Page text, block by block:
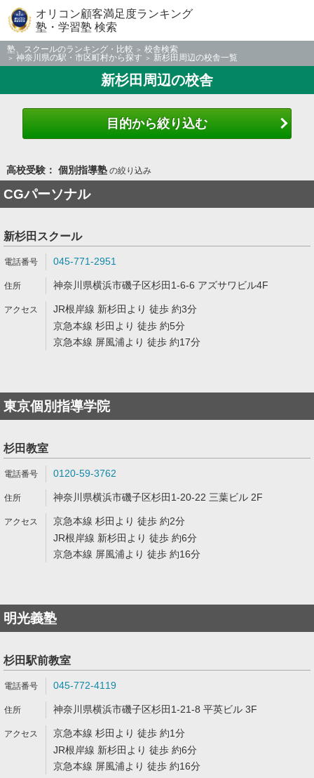
オリコン顧客満足度ランキング
塾・学習塾 検索
塾、スクールのランキング・比較
校舎検索
神奈川県の駅・市区町村から探す
新杉田周辺の校舎一覧
新杉田周辺の校舎
目的から絞り込む
高校受験： 個別指導塾の絞り込み
CGパーソナル
新杉田スクール
045-771-2951
神奈川県横浜市磯子区杉田1-6-6 アズサワビル4F
JR根岸線 新杉田より 徒歩 約3分
京急本線 杉田より 徒歩 約5分
京急本線 屏風浦より 徒歩 約17分
東京個別指導学院
杉田教室
0120-59-3762
神奈川県横浜市磯子区杉田1-20-22 三葉ビル 2F
京急本線 杉田より 徒歩 約2分
JR根岸線 新杉田より 徒歩 約6分
京急本線 屏風浦より 徒歩 約16分
明光義塾
杉田駅前教室
045-772-4119
神奈川県横浜市磯子区杉田1-21-8 平英ビル 3F
京急本線 杉田より 徒歩 約1分
JR根岸線 新杉田より 徒歩 約6分
京急本線 屏風浦より 徒歩 約16分